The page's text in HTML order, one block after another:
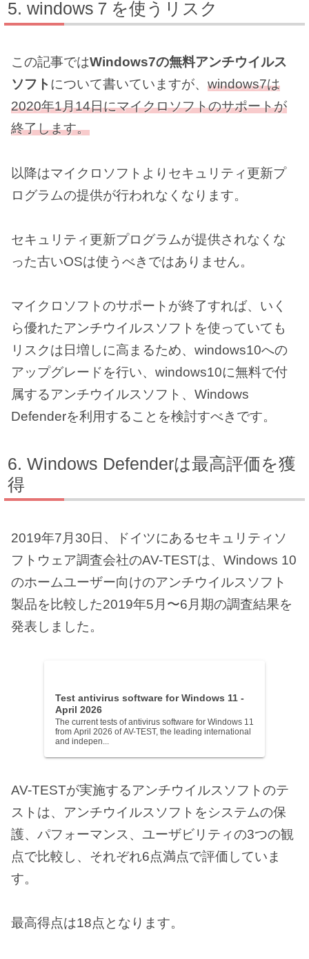
windows７を使うリスク
この記事ではWindows7の無料アンチウイルス
ソフト について書いていますが、 windows7は
2020年1月14日にマイクロソフトのサポートが
終了します。
以降はマイクロソフトよりセキュリティ更新プ
ログラムの提供が行われなくなります。
セキュリティ更新プログラムが提供されなくな
った古いOSは使うべきではありません。
マイクロソフトのサポートが終了すれば、いく
ら優れたアンチウイルスソフトを使っていても
リスクは日増しに高まるため、windows10への
アップグレードを行い、windows10に無料で付
属するアンチウイルスソフト、Windows
Defenderを利用することを検討すべきです。
Windows Defenderは最高評価を獲
得
2019年7月30日、ドイツにあるセキュリティソ
フトウェア調査会社のAV-TESTは、Windows 10
のホームユーザー向けのアンチウイルスソフト
製品を比較した2019年5月〜6月期の調査結果を
発表しました。
Test antivirus software for Windows 11 -
April 2026
The current tests of antivirus software for Windows 11
from April 2026 of AV-TEST, the leading international
and indepen...
AV-TESTが実施するアンチウイルスソフトのテ
ストは、アンチウイルスソフトをシステムの保
護、パフォーマンス、ユーザビリティの3つの観
点で比較し、それぞれ6点満点で評価していま
す。
最高得点は18点となります。